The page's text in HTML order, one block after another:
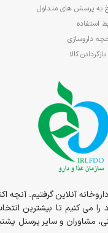
به پرسش های متداول
استفاده
داروسازی
کالا
داروخانه به صورت شبانه روزی در خدمت شما عزیزان بوده و در سال 1400 تصمیم بر راه
را می کنیم تا بیشترین
مشاوران و سایر پرسنل